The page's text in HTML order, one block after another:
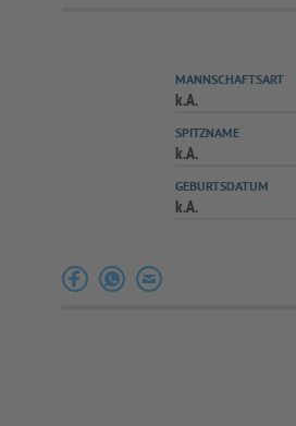
MANNSCHAFTSART
k.A.
SPITZNAME
k.A.
GEBURTSDATUM
k.A.